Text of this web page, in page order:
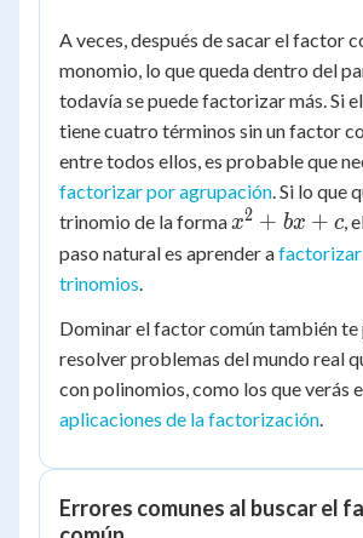
A veces, después de sacar el factor
monomio, lo que queda dentro del
todavía se puede factorizar más. Si
tiene cuatro términos sin un factor
entre todos ellos, es probable que
factorizar por agrupación. Si lo que
trinomio de la forma x^2
+
x2 + bx + c,
paso natural es aprender afactorizar
trinomios.
Dominar el factor común también te
resolver problemas del mundo real
con polinomios, como los que verás
aplicaciones de la factorización.
Errores comunes al buscar el